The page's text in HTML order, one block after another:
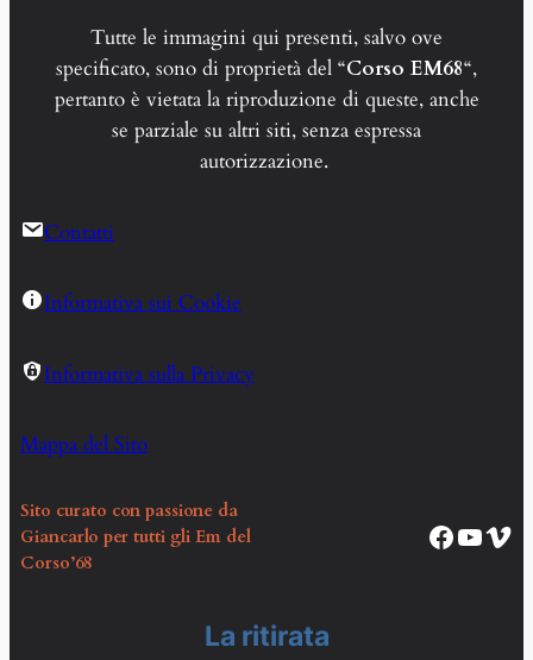
Tutte le immagini qui presenti, salvo ove
specificato, sono di proprietà del “Corso EM68“,
pertanto è vietata la riproduzione di queste, anche
se parziale su altri siti, senza espressa
autorizzazione.
Contatti
Informativa sui Cookie
Informativa sulla Privacy
Mappa del Sito
Sito curato con passione da
Giancarlo per tutti gli Em del
Corso’68
Pagina Facebook Corso EM68
Canale YouTube Corso EM68
La ritirata